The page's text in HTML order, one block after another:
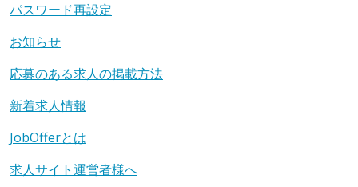
パスワード再設定
お知らせ
応募のある求人の掲載方法
新着求人情報
JobOfferとは
求人サイト運営者様へ